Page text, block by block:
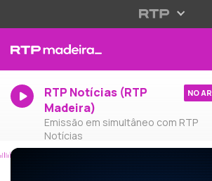
RTP Notícias (RTP
Madeira)
Emissão em simultâneo com RTP
Notícias
NO AR